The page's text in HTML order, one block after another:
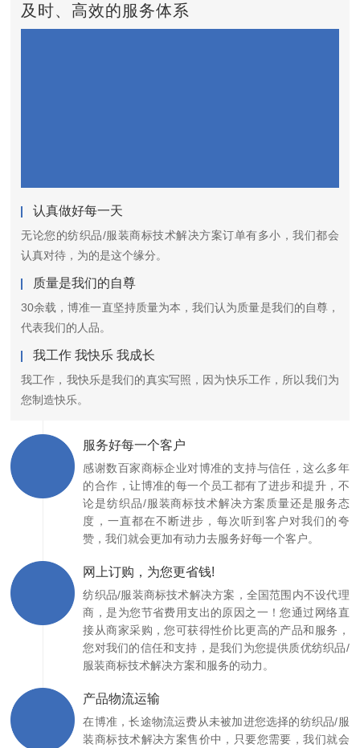
及时、高效的服务体系
认真做好每一天
无论您的纺织品/服装商标技术解决方案订单有多小，我们都会
认真对待，为的是这个缘分。
质量是我们的自尊
30余载，博准一直坚持质量为本，我们认为质量是我们的自尊，
代表我们的人品。
我工作 我快乐 我成长
我工作，我快乐是我们的真实写照，因为快乐工作，所以我们为
您制造快乐。
服务好每一个客户
感谢数百家商标企业对博准的支持与信任，这么多年
的合作，让博准的每一个员工都有了进步和提升，不
论是纺织品/服装商标技术解决方案质量还是服务态
度，一直都在不断进步，每次听到客户对我们的夸
赞，我们就会更加有动力去服务好每一个客户。
网上订购，为您更省钱!
纺织品/服装商标技术解决方案，全国范围内不设代理
商，是为您节省费用支出的原因之一！您通过网络直
接从商家采购，您可获得性价比更高的产品和服务，
您对我们的信任和支持，是我们为您提供质优纺织品/
服装商标技术解决方案和服务的动力。
产品物流运输
在博准，长途物流运费从未被加进您选择的纺织品/服
装商标技术解决方案售价中，只要您需要，我们就会